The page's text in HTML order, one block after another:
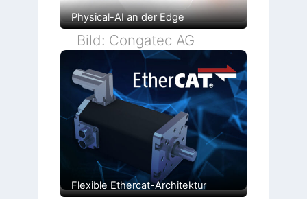
Physical-AI an der Edge
Bild: Congatec AG
Flexible Ethercat-Architektur